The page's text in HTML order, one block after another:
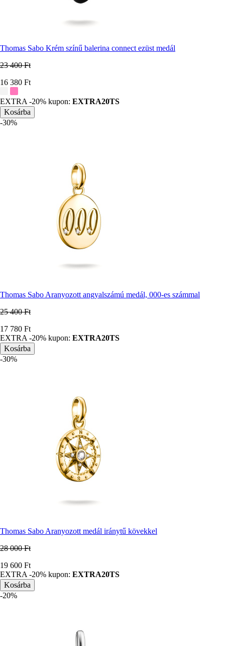
Thomas Sabo Krém színű balerina connect ezüst medál
23 400 Ft
Ár
16 380 Ft
színek:
EXTRA -20% kupon: EXTRA20TS
-30%
Thomas Sabo Aranyozott angyalszámú medál, 000-es számmal
25 400 Ft
Ár
17 780 Ft
EXTRA -20% kupon: EXTRA20TS
-30%
Thomas Sabo Aranyozott medál iránytű kövekkel
28 000 Ft
Ár
19 600 Ft
EXTRA -20% kupon: EXTRA20TS
-20%